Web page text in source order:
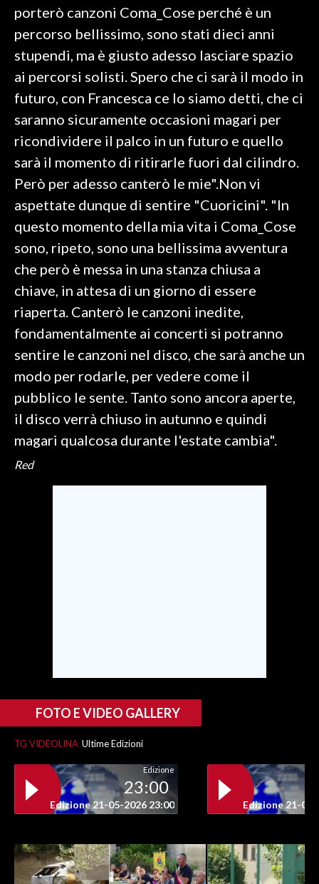
porterò canzoni Coma_Cose perché è un
percorso bellissimo, sono stati dieci anni
stupendi, ma è giusto adesso lasciare spazio
ai percorsi solisti. Spero che ci sarà il modo in
futuro, con Francesca ce lo siamo detti, che ci
saranno sicuramente occasioni magari per
ricondividere il palco in un futuro e quello
sarà il momento di ritirarle fuori dal cilindro.
Però per adesso canterò le mie".Non vi
aspettate dunque di sentire "Cuoricini". "In
questo momento della mia vita i Coma_Cose
sono, ripeto, sono una bellissima avventura
che però è messa in una stanza chiusa a
chiave, in attesa di un giorno di essere
riaperta. Canterò le canzoni inedite,
fondamentalmente ai concerti si potranno
sentire le canzoni nel disco, che sarà anche un
modo per rodarle, per vedere come il
pubblico le sente. Tanto sono ancora aperte,
il disco verrà chiuso in autunno e quindi
magari qualcosa durante l'estate cambia".
Red
FOTO E VIDEO GALLERY
TG VIDEOLINA Ultime Edizioni
Edizione
23:00
Edizione 21-05-2026 23:00 Edizione 21-05-